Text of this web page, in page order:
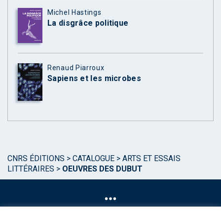
Michel Hastings
La disgrâce politique
Renaud Piarroux
Sapiens et les microbes
CNRS ÉDITIONS > CATALOGUE > ARTS ET ESSAIS
LITTÉRAIRES > OEUVRES DES DUBUT